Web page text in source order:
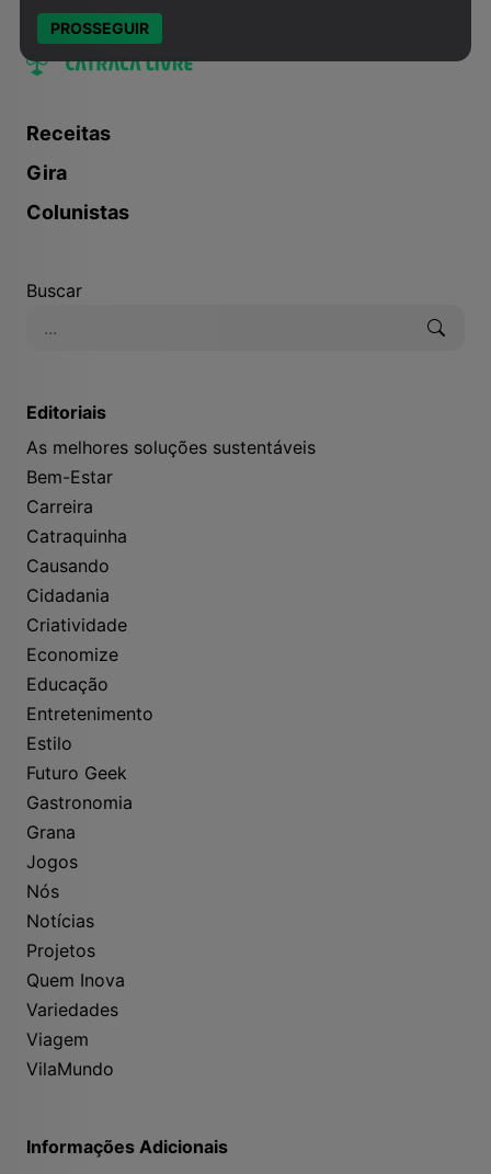
Receitas
Gira
Colunistas
Buscar
Editoriais
As melhores soluções sustentáveis
Bem-Estar
Carreira
Catraquinha
Causando
Cidadania
Criatividade
Economize
Educação
Entretenimento
Estilo
Futuro Geek
Gastronomia
Grana
Jogos
Nós
Notícias
Projetos
Quem Inova
Variedades
Viagem
VilaMundo
Informações Adicionais
PROSSEGUIR